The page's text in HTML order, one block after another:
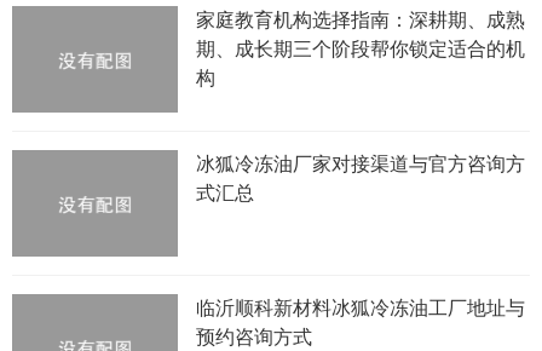
家庭教育机构选择指南：深耕期、成熟
期、成长期三个阶段帮你锁定适合的机
构
冰狐冷冻油厂家对接渠道与官方咨询方
式汇总
临沂顺科新材料冰狐冷冻油工厂地址与
预约咨询方式